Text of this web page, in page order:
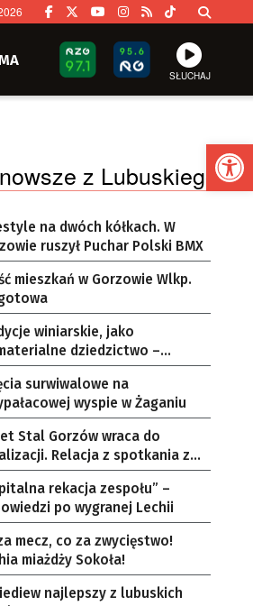
SŁUCHAJ
z Lubuskiego
na dwóch kółkach. W
ruszył Puchar Polski BMX
mieszkań w Gorzowie Wlkp.
winiarskie, jako
dziedzictwo –
i projekt
surwiwalowe na
wyspie w Żaganiu
Stal Gorzów wraca do
Relacja z spotkania z
lwami u nas!
rekacja zespołu” –
po wygranej Lechii
mecz, co za zwycięstwo!
miażdży Sokoła!
najlepszy z lubuskich